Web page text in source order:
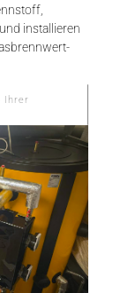
installieren
Ihrer